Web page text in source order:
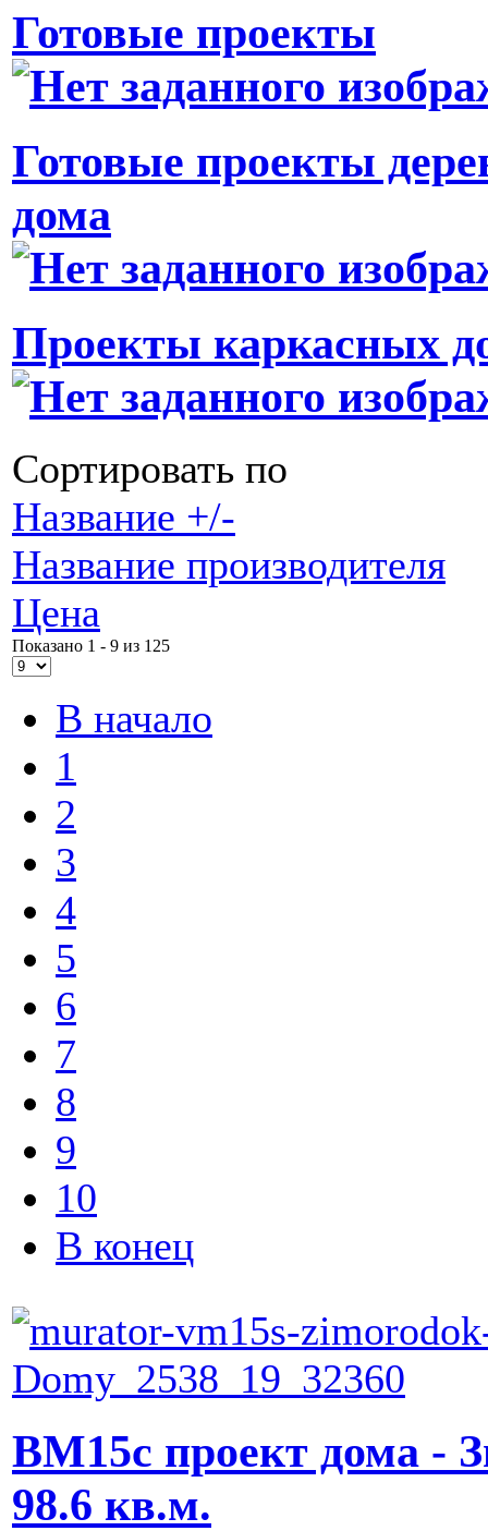
Готовые проекты
Готовые проекты
дома
Проекты каркасных
Сортировать по
Название +/-
Название производителя
Цена
Показано 1 - 9 из 125
В начало
1
2
3
4
5
6
7
8
9
10
В конец
ВМ15с проект дома -
98.6 кв.м.